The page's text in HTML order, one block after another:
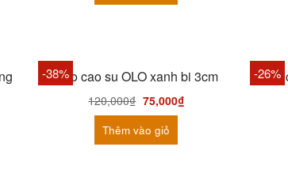
-38%Bao cao su OLO xanh bi 3cm
120,000₫ 75,000₫
Thêm vào giỏ
-26%
Bao